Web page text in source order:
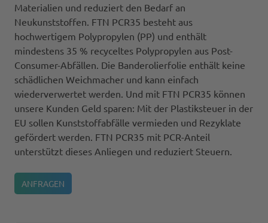
Materialien und reduziert den Bedarf an
Neukunststoffen. FTN PCR35 besteht aus
hochwertigem Polypropylen (PP) und enthält
mindestens 35 % recyceltes Polypropylen aus Post-
Consumer-Abfällen. Die Banderolierfolie enthält keine
schädlichen Weichmacher und kann einfach
wiederverwertet werden. Und mit FTN PCR35 können
unsere Kunden Geld sparen: Mit der Plastiksteuer in der
EU sollen Kunststoffabfälle vermieden und Rezyklate
gefördert werden. FTN PCR35 mit PCR-Anteil
unterstützt dieses Anliegen und reduziert Steuern.
ANFRAGEN